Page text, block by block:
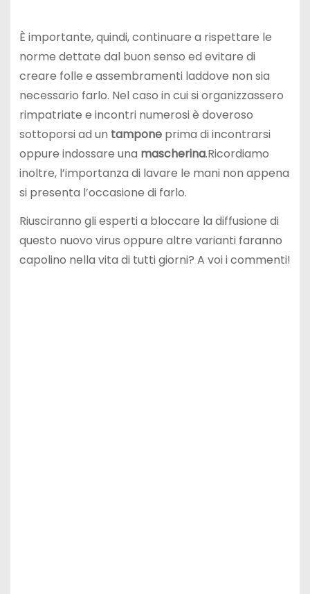
È importante, quindi, continuare a rispettare le
norme dettate dal buon senso ed evitare di
creare folle e assembramenti laddove non sia
necessario farlo. Nel caso in cui si organizzassero
rimpatriate e incontri numerosi è doveroso
sottoporsi ad un tamponeprima di incontrarsi
oppure indossare una mascherina.Ricordiamo
inoltre, l’importanza di lavare le mani non appena
si presenta l’occasione di farlo.
Riusciranno gli esperti a bloccare la diffusione di
questo nuovo virus oppure altre varianti faranno
capolino nella vita di tutti giorni? A voi i commenti!